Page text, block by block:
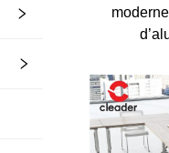
Rejoignez les leaders de l'industrie